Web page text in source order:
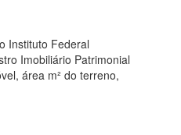
Instituto Federal
Imobiliário Patrimonial
área m² do terreno,